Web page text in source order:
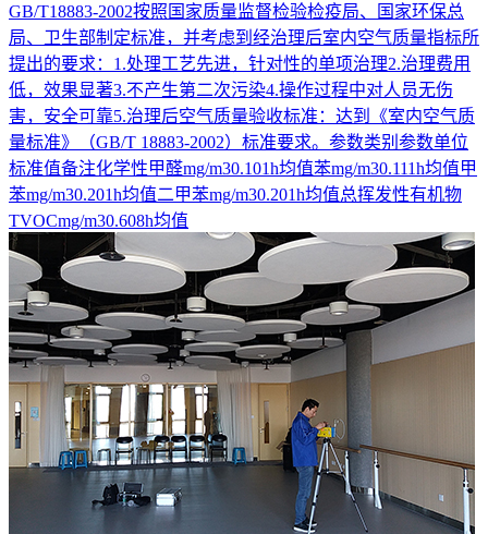
GB/T18883-2002按照国家质量监督检验检疫局、国家环保总
局、卫生部制定标准，并考虑到经治理后室内空气质量指标所
提出的要求：1.处理工艺先进，针对性的单项治理2.治理费用
低，效果显著3.不产生第二次污染4.操作过程中对人员无伤
害，安全可靠5.治理后空气质量验收标准：达到《室内空气质
量标准》（GB/T 18883-2002）标准要求。参数类别参数单位
标准值备注化学性甲醛mg/m30.101h均值苯mg/m30.111h均值甲
苯mg/m30.201h均值二甲苯mg/m30.201h均值总挥发性有机物
TVOCmg/m30.608h均值